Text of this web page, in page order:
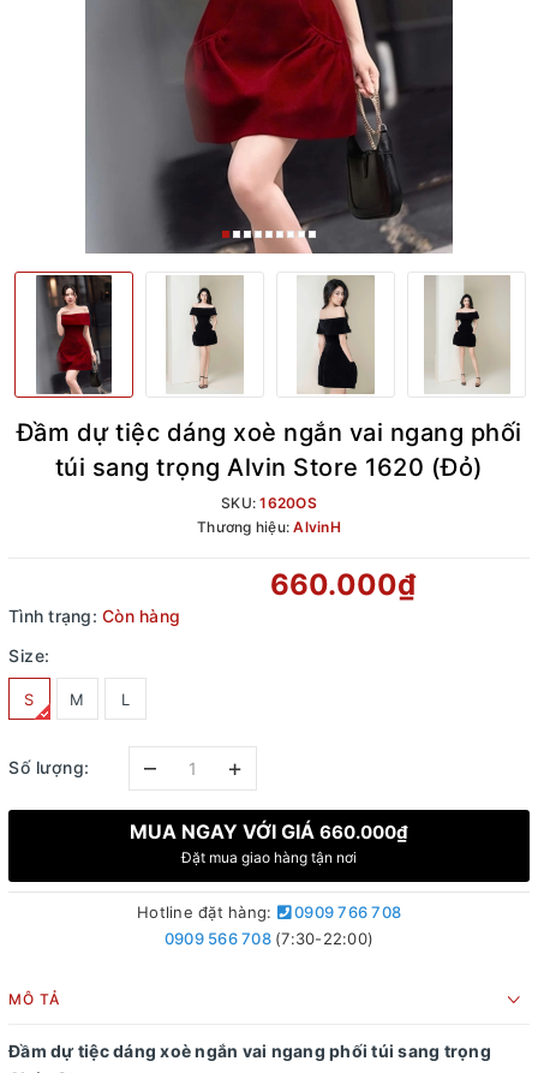
Đầm dự tiệc dáng xoè ngắn vai ngang phối
túi sang trọng Alvin Store 1620 (Đỏ)
SKU:1620OS
Thương hiệu:AlvinH
660.000₫
Tình trạng: Còn hàng
Size:
S M L
Số lượng: – +
MUA NGAY VỚI GIÁ 660.000₫
Đặt mua giao hàng tận nơi
Hotline đặt hàng:
0909 766 708
0909 566 708 (7:30-22:00)
MÔ TẢ
Đầm dự tiệc dáng xoè ngắn vai ngang phối túi sang trọng